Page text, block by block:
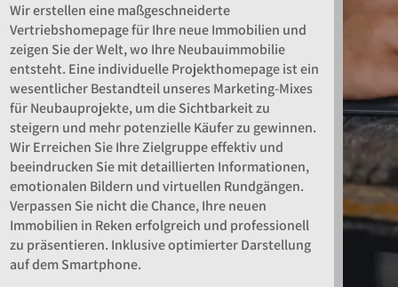
Wir erstellen eine maßgeschneiderte
Vertriebshomepage für Ihre neue Immobilien und
zeigen Sie der Welt, wo Ihre Neubauimmobilie
entsteht. Eine individuelle Projekthomepage ist ein
wesentlicher Bestandteil unseres Marketing-Mixes
für Neubauprojekte, um die Sichtbarkeit zu
steigern und mehr potenzielle Käufer zu gewinnen.
Wir Erreichen Sie Ihre Zielgruppe effektiv und
beeindrucken Sie mit detaillierten Informationen,
emotionalen Bildern und virtuellen Rundgängen.
Verpassen Sie nicht die Chance, Ihre neuen
Immobilien in Reken erfolgreich und professionell
zu präsentieren. Inklusive optimierter Darstellung
auf dem Smartphone.